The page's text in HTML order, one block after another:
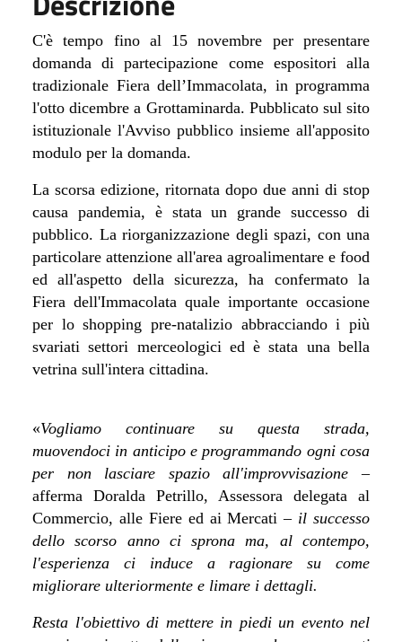
C'è tempo fino al 15 novembre per presentare
domanda di partecipazione come espositori alla
tradizionale Fiera dell’Immacolata, in programma
l'otto dicembre a Grottaminarda. Pubblicato sul sito
istituzionale l'Avviso pubblico insieme all'apposito
modulo per la domanda.
La scorsa edizione, ritornata dopo due anni di stop
causa pandemia, è stata un grande successo di
pubblico. La riorganizzazione degli spazi, con una
particolare attenzione all'area agroalimentare e food
ed all'aspetto della sicurezza, ha confermato la
Fiera dell'Immacolata quale importante occasione
per lo shopping pre-natalizio abbracciando i più
svariati settori merceologici ed è stata una bella
vetrina sull'intera cittadina.
«Vogliamo continuare su questa strada,
muovendoci in anticipo e programmando ogni cosa
per non lasciare spazio all'improvvisazione –
afferma Doralda Petrillo, Assessora delegata al
Commercio, alle Fiere ed ai Mercati – il successo
dello scorso anno ci sprona ma, al contempo,
l'esperienza ci induce a ragionare su come
migliorare ulteriormente e limare i dettagli.
Resta l'obiettivo di mettere in piedi un evento nel